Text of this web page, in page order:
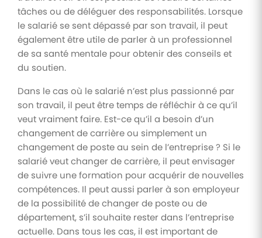
tâches ou de déléguer des responsabilités. Lorsque
le salarié se sent dépassé par son travail, il peut
également être utile de parler à un professionnel
de sa santé mentale pour obtenir des conseils et
du soutien.
Dans le cas où le salarié n’est plus passionné par
son travail, il peut être temps de réfléchir à ce qu’il
veut vraiment faire. Est-ce qu’il a besoin d’un
changement de carrière ou simplement un
changement de poste au sein de l’entreprise ? Si le
salarié veut changer de carrière, il peut envisager
de suivre une formation pour acquérir de nouvelles
compétences. Il peut aussi parler à son employeur
de la possibilité de changer de poste ou de
département, s’il souhaite rester dans l’entreprise
actuelle. Dans tous les cas, il est important de